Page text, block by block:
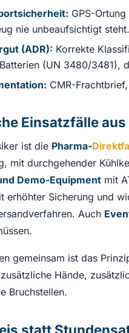
GPS-
nie unbeaufsichtigt steht.
(ADR): Korrekte
(UN 3480/3481),
CMR-
Einsatzfälle aus
ist die Pharma-
mit durchgehender
Demo-Equipment mit
erhöhter Sicherung und
Auch
gemeinsam ist das
Hände,
Bruchstellen.
statt